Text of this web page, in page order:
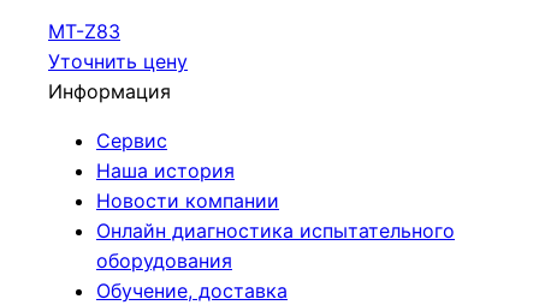
МТ-Z83
Уточнить цену
Информация
Сервис
Наша история
Новости компании
Онлайн диагностика испытательного
оборудования
Обучение, доставка